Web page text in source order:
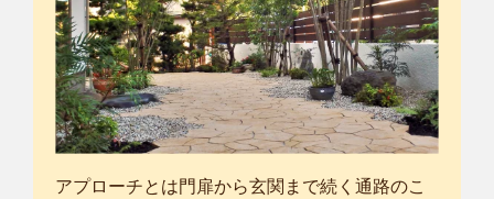
アプローチとは門扉から玄関まで続く通路のこ